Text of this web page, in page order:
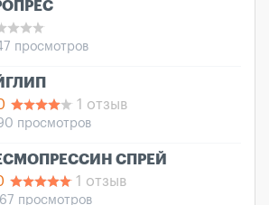
просмотров
1 отзыв
просмотров
СПРЕЙ
1 отзыв
просмотров